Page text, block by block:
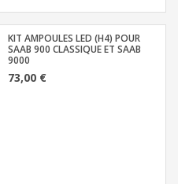
KIT AMPOULES LED (H4) POUR
SAAB 900 CLASSIQUE ET SAAB
9000
73,00 €